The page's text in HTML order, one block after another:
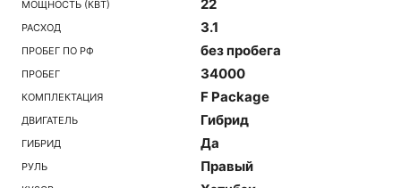
МОЩНОСТЬ (КВТ) 22
РАСХОД 3.1
ПРОБЕГ ПО РФ без пробега
ПРОБЕГ 34000
КОМПЛЕКТАЦИЯ F Package
ДВИГАТЕЛЬ Гибрид
ГИБРИД Да
РУЛЬ Правый